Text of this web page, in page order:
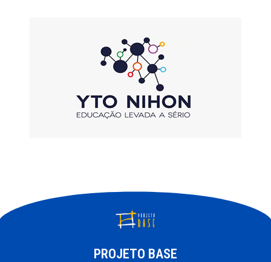
PROJETO BASE